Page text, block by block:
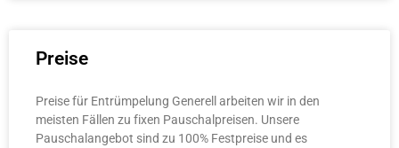
Preise
Preise für Entrümpelung Generell arbeiten wir in den
meisten Fällen zu fixen Pauschalpreisen. Unsere
Pauschalangebot sind zu 100% Festpreise und es